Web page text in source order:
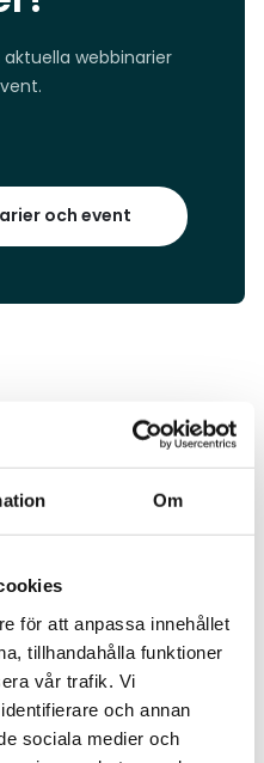
Om
för att anpassa innehållet
tillhandahålla funktioner
vår trafik. Vi
och annan
sociala medier och
webbinarier
och event
2026-07-07